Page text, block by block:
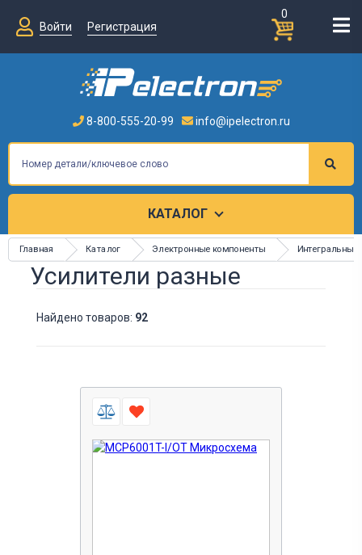
0
Войти
Регистрация
8-800-555-20-99 info@ipelectron.ru
КАТАЛОГ
Главная Каталог Электронные компоненты Интегральные
Усилители разные
Найдено товаров: 92